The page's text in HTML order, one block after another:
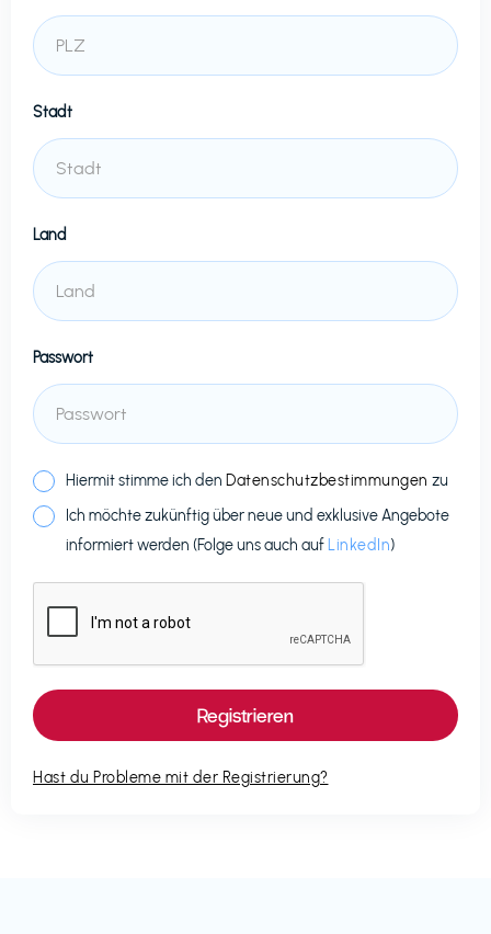
Stadt
Land
Passwort
Hiermit stimme ich den Datenschutzbestimmungen zu
Ich möchte zukünftig über neue und exklusive Angebote
informiert werden (Folge uns auch auf LinkedIn)
Hast du Probleme mit der Registrierung?